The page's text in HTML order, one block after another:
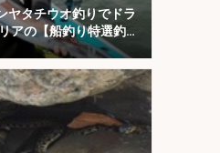
ヤタチウオ釣りでドラ
アの【船釣り特選釣